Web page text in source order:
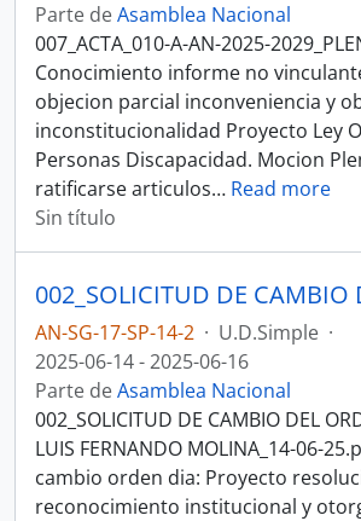
Parte deAsamblea Nacional
007_ACTA_010-A-AN-2025-
Conocimiento informe no
objecion parcial inconveniencia y
inconstitucionalidad Proyecto Ley
Personas Discapacidad. Mocion
ratificarse articulos… Read more
Sin título
AN-SG-17-SP-14-2 · U.D.Simple ·
2025-06-14 - 2025-06-16
Parte deAsamblea Nacional
002_SOLICITUD DE CAMBIO DEL
LUIS FERNANDO MOLINA_14-06-
cambio orden dia: Proyecto
reconocimiento institucional y